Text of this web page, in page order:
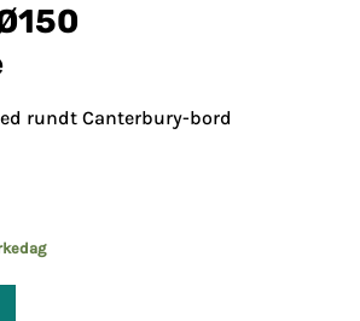
rundt Canterbury-bord